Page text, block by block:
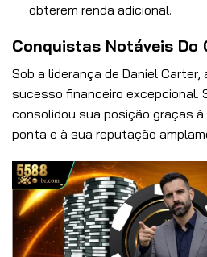
obterem renda adicional.
Conquistas Notáveis ​​Do
Sob a liderança de Daniel
sucesso financeiro excepcional.
consolidou sua posição graças
ponta e à sua reputação